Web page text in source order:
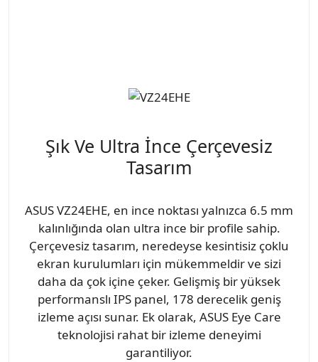
Şık Ve Ultra İnce Çerçevesiz
Tasarım
ASUS VZ24EHE, en ince noktası yalnızca 6.5 mm
kalınlığında olan ultra ince bir profile sahip.
Çerçevesiz tasarım, neredeyse kesintisiz çoklu
ekran kurulumları için mükemmeldir ve sizi
daha da çok içine çeker. Gelişmiş bir yüksek
performanslı IPS panel, 178 derecelik geniş
izleme açısı sunar. Ek olarak, ASUS Eye Care
teknolojisi rahat bir izleme deneyimi
garantiliyor.